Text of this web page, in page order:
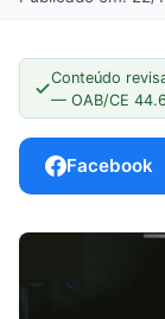
Conteúdo
— OAB/CE
Facebook